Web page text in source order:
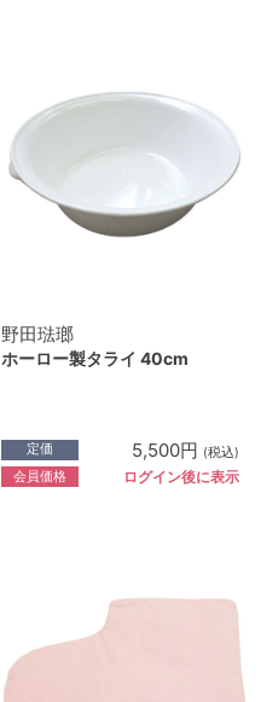
野田琺瑯
ホーロー製タライ 40cm
定価 5,500円 (税込)
会員価格 ログイン後に表示